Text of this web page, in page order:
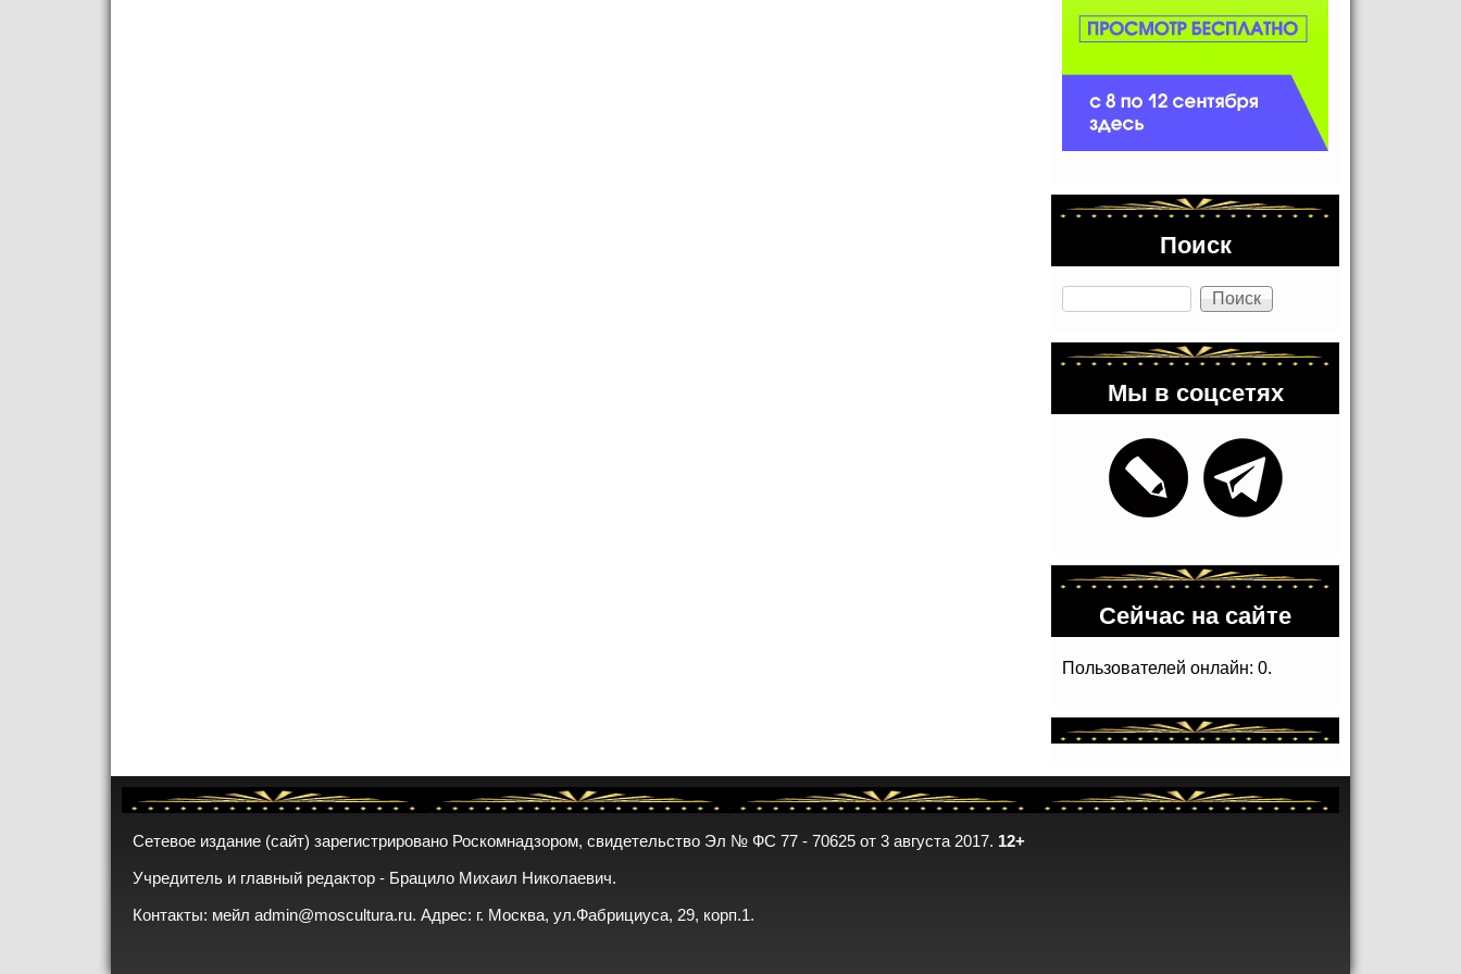
Поиск
Поиск
Мы в соцсетях
Сейчас на сайте
Пользователей онлайн: 0.
Сетевое издание (сайт) зарегистрировано Роскомнадзором, свидетельство Эл № ФС 77 - 70625 от 3 августа 2017. 12+
Учредитель и главный редактор - Брацило Михаил Николаевич.
Контакты: мейл admin@moscultura.ru. Адрес: г. Москва, ул.Фабрициуса, 29, корп.1.